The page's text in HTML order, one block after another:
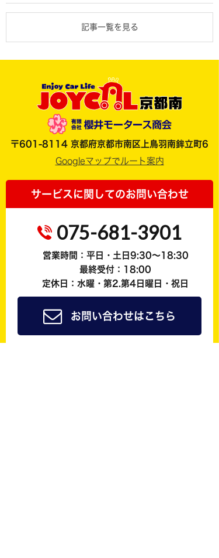
記事一覧を見る
〒601-8114 京都府京都市南区上鳥羽南鉾立町6
Googleマップでルート案内
サービスに関してのお問い合わせ
075-681-3901
営業時間：平日・土日9:30～18:30
最終受付：18:00
定休日：水曜・第2.第4日曜日・祝日
お問い合わせはこちら